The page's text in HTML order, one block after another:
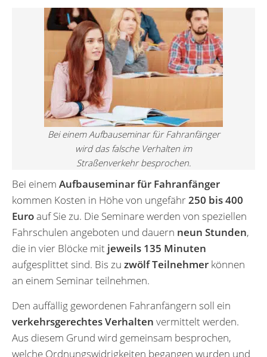
Bei einem Aufbauseminar für Fahranfänger
wird das falsche Verhalten im
Straßenverkehr besprochen.
Bei einem Aufbauseminar für Fahranfänger
kommen Kosten in Höhe von ungefähr250 bis 400
Euroauf Sie zu. Die Seminare werden von speziellen
Fahrschulen angeboten und dauern neun Stunden,
die in vier Blöcke mit jeweils 135 Minuten
aufgesplittet sind. Bis zu zwölf Teilnehmer können
an einem Seminar teilnehmen.
Den auffällig gewordenen Fahranfängern soll ein
verkehrsgerechtes Verhalten vermittelt werden.
Aus diesem Grund wird gemeinsam besprochen,
welche Ordnungswidrigkeiten begangen wurden und